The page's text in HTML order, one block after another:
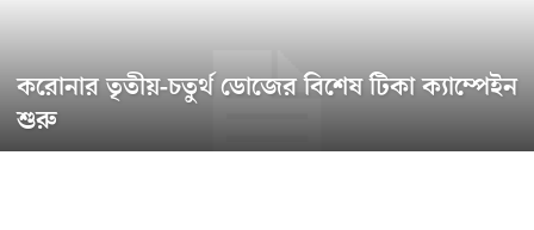
করোনার তৃতীয়-চতুর্থ ডোজের বিশেষ টিকা ক্যাম্পেইন
শুরু